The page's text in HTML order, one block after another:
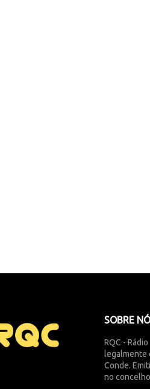
SOBRE
RQC -
legalmente
Conde.
no